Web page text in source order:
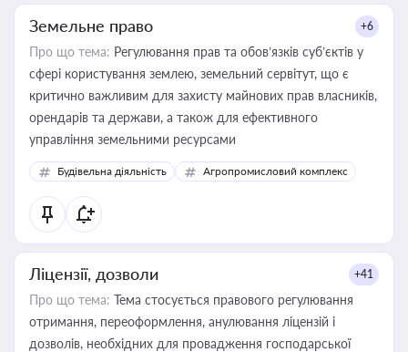
Земельне право +6
Про що тема: Регулювання прав та обов’язків суб’єктів у
сфері користування землею, земельний сервітут, що є
критично важливим для захисту майнових прав власників,
орендарів та держави, а також для ефективного
управління земельними ресурсами
Будівельна діяльність Агропромисловий комплекс
Ліцензії, дозволи +41
Про що тема: Тема стосується правового регулювання
отримання, переоформлення, анулювання ліцензій і
дозволів, необхідних для провадження господарської